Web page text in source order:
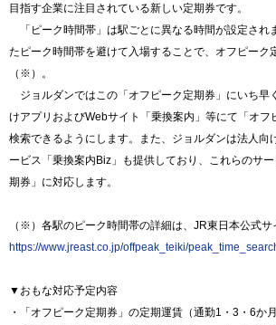
目指す企業に注目されている新しい定期券です。
「ピーク時間帯」は駅ごとに異なる時間が設定され
たピーク時間帯を避けて入場することで、オフピーク
（※）。
ジョルダンではこの「オフピーク定期券」にいち早
けアプリおよびWebサイト「乗換案内」等にて「オフ
検索できるようにします。また、ジョルダンは法人向
ービス「乗換案内Biz」も提供しており、これらのサ
期券」に対応します。
（※）各駅のピーク時間帯の詳細は、JR東日本公式サ
https://www.jreast.co.jp/offpeak_teiki/
▼おもな対応予定内容
・「オフピーク定期券」の定期運賃（通勤1・3・6か